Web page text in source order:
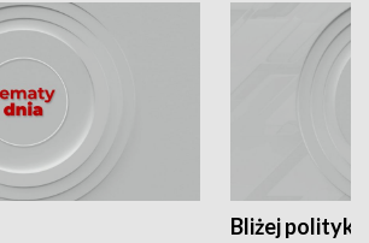
Bliżej polityki